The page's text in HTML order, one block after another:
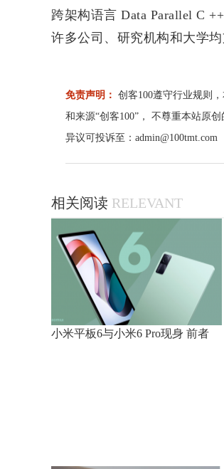
跨架构语言 Data Parallel C
许多公司、研究机构和大学
免责声明： 创客100遵守行业规则
和来源“创客100”， 不尊重本站原
异议可投诉至：admin@100tmt.com
相关阅读 RELEVANT
小米平板6与小米6 Pro现身 前者